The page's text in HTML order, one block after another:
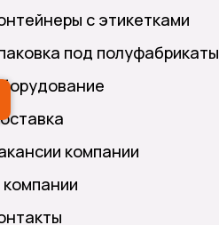
с этикетками
под полуфабрикаты
компании